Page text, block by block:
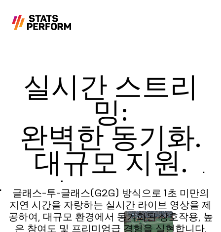
실시간 스트리
밍:
완벽한 동기화.
대규모 지원.
글래스-투-글래스(G2G) 방식으로 1초 미만의
지연 시간을 자랑하는 실시간 라이브 영상을 제
공하여, 대규모 환경에서 동기화된 상호작용, 높
은 참여도 및 프리미엄급 경험을 실현합니다.